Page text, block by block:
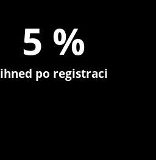
5 %
ihned po registraci